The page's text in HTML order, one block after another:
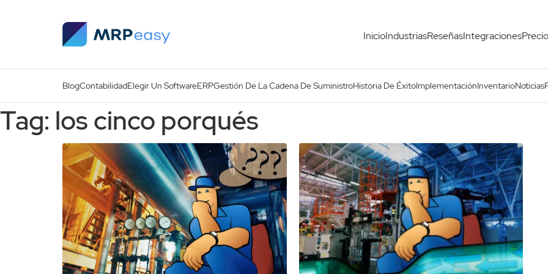
InicioIndustriasReseñasIntegraciones
BlogContabilidadElegir Un SoftwareERPGestión De La Cadena De SuministroHistoria De ÉxitoImplementaciónInventarioNoticias
Tag: los cinco porqués